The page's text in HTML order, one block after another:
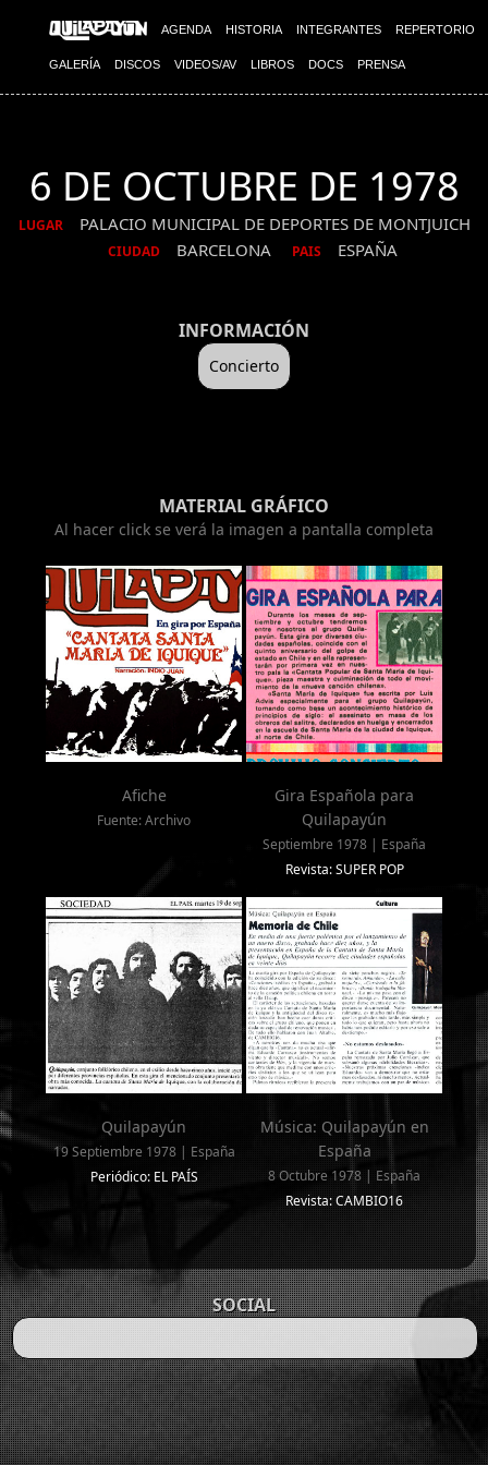
AGENDA HISTORIA INTEGRANTES REPERTORIO
GALERÍA DISCOS VIDEOS/AV LIBROS DOCS PRENSA
6 DE OCTUBRE DE 1978
LUGAR PALACIO MUNICIPAL DE DEPORTES DE MONTJUICH
CIUDAD BARCELONA PAIS ESPAÑA
INFORMACIÓN
Concierto
MATERIAL GRÁFICO
Al hacer click se verá la imagen a pantalla completa
Afiche
Fuente: Archivo
Gira Española para
Quilapayún
Septiembre 1978 | España
Revista: SUPER POP
Quilapayún
19 Septiembre 1978 | España
Periódico: EL PAÍS
Música: Quilapayún en
España
8 Octubre 1978 | España
Revista: CAMBIO16
SOCIAL